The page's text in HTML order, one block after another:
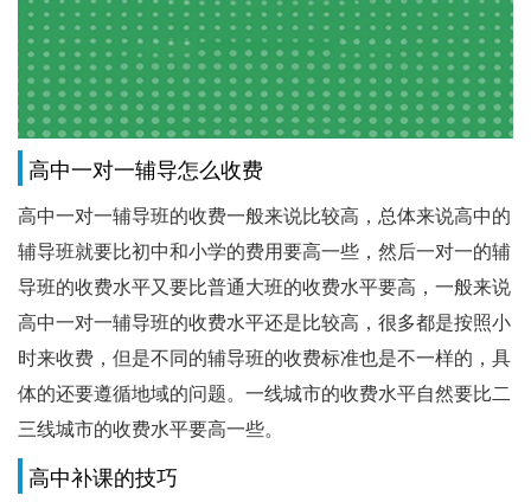
高中一对一辅导怎么收费
高中一对一辅导班的收费一般来说比较高，总体来说高中的
辅导班就要比初中和小学的费用要高一些，然后一对一的辅
导班的收费水平又要比普通大班的收费水平要高，一般来说
高中一对一辅导班的收费水平还是比较高，很多都是按照小
时来收费，但是不同的辅导班的收费标准也是不一样的，具
体的还要遵循地域的问题。一线城市的收费水平自然要比二
三线城市的收费水平要高一些。
高中补课的技巧